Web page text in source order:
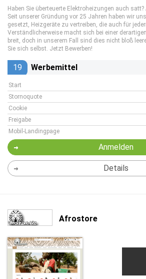
Haben Sie überteuerte Elektroheizungen auch
Seit unserer Gründung vor 25 Jahren haben wir
gesetzt, Heizgeräte zu vertreiben, die auch für
Verständlicherweise macht sich bei einer
breit, doch in unserem Fall sind dies nicht bloß
Sie sich selbst. Jetzt Bewerben!
19 Werbemittel
Start
Stornoquote
Cookie
Freigabe
Mobil-Landingpage
Anmelden
Details
Afrostore